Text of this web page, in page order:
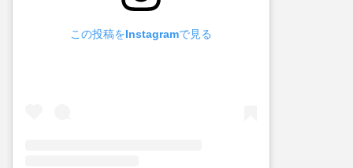
この投稿をInstagramで見る